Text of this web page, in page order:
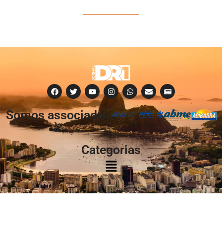
Somos associados
à:
Categorias